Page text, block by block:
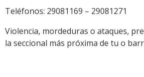
Teléfonos: 29081169 – 29081271
Violencia, mordeduras o ataques,
la seccional más próxima de tu o